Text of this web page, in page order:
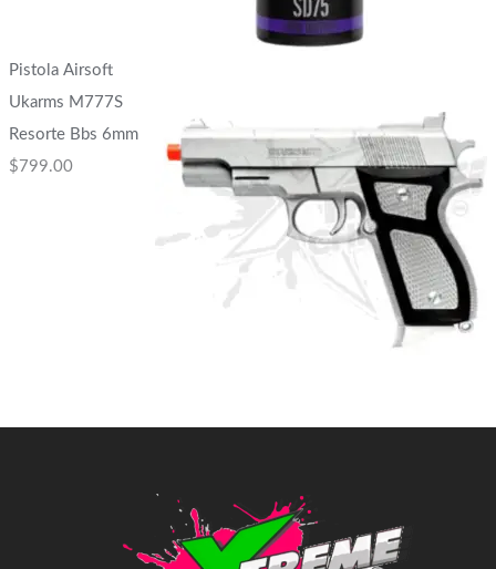
Pistola Airsoft
Ukarms M777S
Resorte Bbs 6mm
$ 799.00